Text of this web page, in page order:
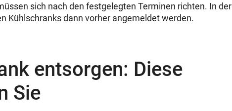
sich nach den festgelegten Terminen richten. In der
Kühlschranks dann vorher angemeldet werden.
entsorgen: Diese
Sie